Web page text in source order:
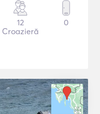
12
Croazieră
0